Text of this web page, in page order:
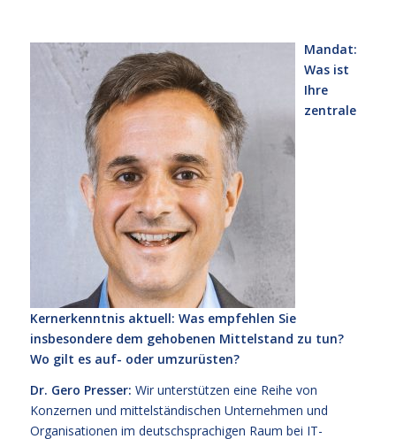
Mandat:
Was ist
Ihre
zentrale
Kernerkenntnis aktuell: Was empfehlen Sie
insbesondere dem gehobenen Mittelstand zu tun?
Wo gilt es auf- oder umzurüsten?
Dr. Gero Presser: Wir unterstützen eine Reihe von
Konzernen und mittelständischen Unternehmen und
Organisationen im deutschsprachigen Raum bei IT-